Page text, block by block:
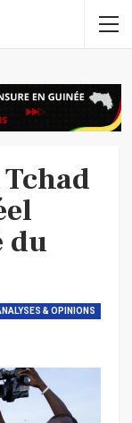
du
& OPINIONS